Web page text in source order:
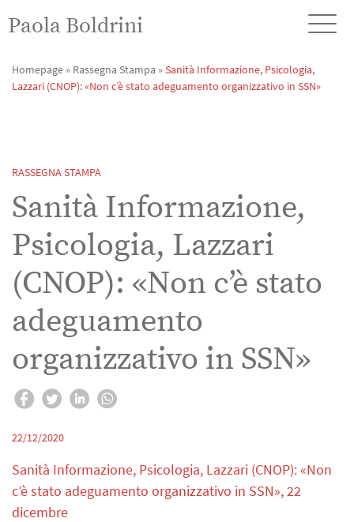
Paola Boldrini
Homepage » Rassegna Stampa »Sanità Informazione, Psicologia,
Lazzari (CNOP): «Non c’è stato adeguamento organizzativo in SSN»
RASSEGNA STAMPA
Sanità Informazione,
Psicologia, Lazzari
(CNOP): «Non c’è stato
adeguamento
organizzativo in SSN»
22/12/2020
Sanità Informazione, Psicologia, Lazzari (CNOP): «Non
c’è stato adeguamento organizzativo in SSN», 22
dicembre